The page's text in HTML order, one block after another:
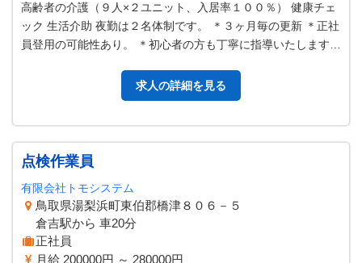
高齢者の介護（９人×２ユニット、入居率１００％） 健康チェ
ック 生活介助 夜勤は２名体制です。 ＊３ヶ月毎の更新 ＊正社
員登用の可能性あり。 ＊初心者の方も丁寧に指導いたします。
求人の詳細を見る
点検作業員
有限会社トモシステム
鳥取県湯梨浜町東伯郡橋津８０６－５
倉吉駅から 車20分
正社員
月給 200000円 ～ 280000円